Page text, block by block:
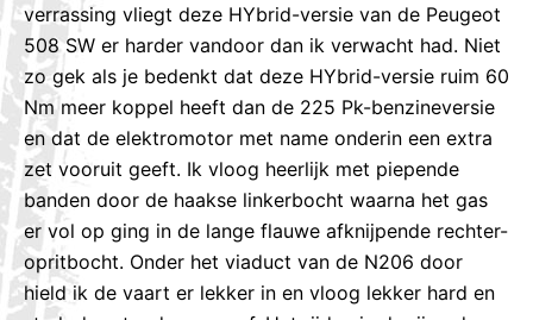
verrassing vliegt deze HYbrid-versie van de Peugeot
508 SW er harder vandoor dan ik verwacht had. Niet
zo gek als je bedenkt dat deze HYbrid-versie ruim 60
Nm meer koppel heeft dan de 225 Pk-benzineversie
en dat de elektromotor met name onderin een extra
zet vooruit geeft. Ik vloog heerlijk met piepende
banden door de haakse linkerbocht waarna het gas
er vol op ging in de lange flauwe afknijpende rechter-
opritbocht. Onder het viaduct van de N206 door
hield ik de vaart er lekker in en vloog lekker hard en